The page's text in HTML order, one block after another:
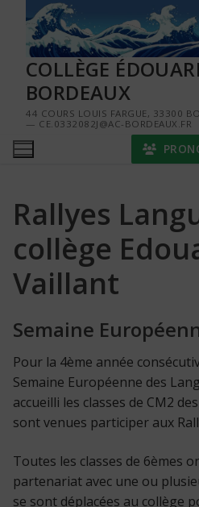
contenu
COLLÈGE
BORDEAUX
44 COURS LOUIS FARGUE, 33300
— CE.0332082J@AC-BORDEAUX.FR
Rechercher :
Rallyes
collège
Vaillant
Semaine
Pour la 4ème année
Semaine Européenne des
accueilli les classes de CM2
sont venues participer aux
Toutes les classes de 6èmes
partenariat avec une ou
se sont déplacées au collège